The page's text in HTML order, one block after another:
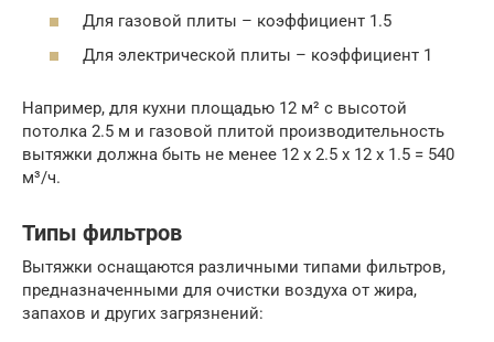
Для газовой плиты – коэффициент 1.5
Для электрической плиты – коэффициент 1
Например, для кухни площадью 12 м² с высотой
потолка 2.5 м и газовой плитой производительность
вытяжки должна быть не менее 12 x 2.5 x 12 x 1.5 = 540
м³/ч.
Типы фильтров
Вытяжки оснащаются различными типами фильтров,
предназначенными для очистки воздуха от жира,
запахов и других загрязнений: